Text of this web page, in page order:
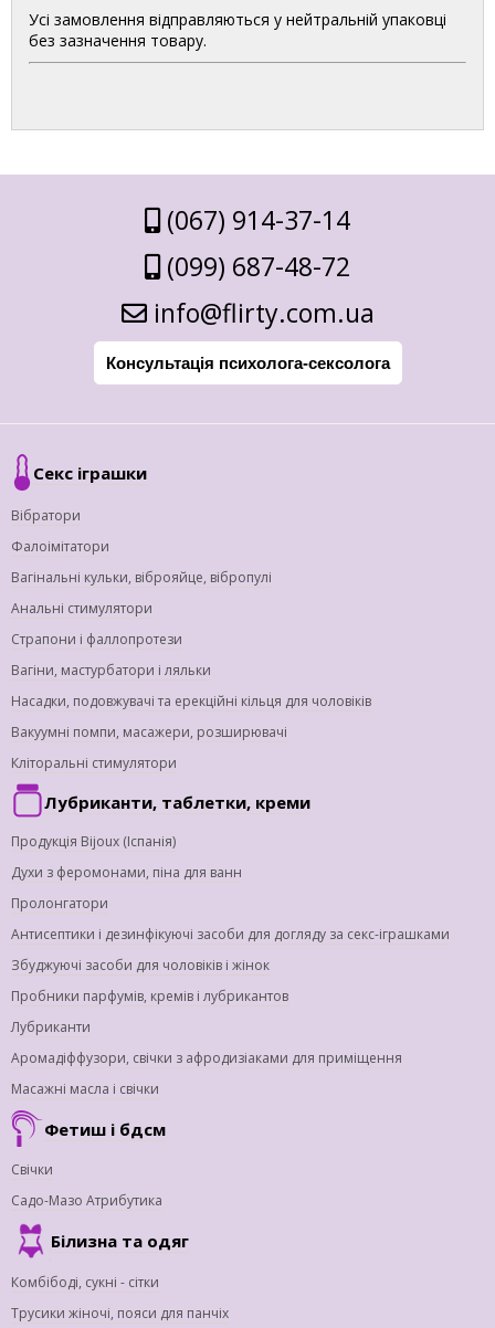
Усі замовлення відправляються у нейтральній упаковці
без зазначення товару.
(067) 914-37-14
(099) 687-48-72
info@flirty.com.ua
Консультація психолога-сексолога
Секс іграшки
Вібратори
Фалоімітатори
Вагінальні кульки, віброяйце, вібропулі
Анальні стимулятори
Страпони і фаллопротези
Вагіни, мастурбатори і ляльки
Насадки, подовжувачі та ерекційні кільця для чоловіків
Вакуумні помпи, масажери, розширювачі
Кліторальні стимулятори
Лубриканти, таблетки, креми
Продукція Bijoux (Іспанія)
Духи з феромонами, піна для ванн
Пролонгатори
Антисептики і дезинфікуючі засоби для догляду за секс-іграшками
Збуджуючі засоби для чоловіків і жінок
Пробники парфумів, кремів і лубрикантов
Лубриканти
Аромадіффузори, свічки з афродизіаками для приміщення
Масажні масла і свічки
Фетиш і бдсм
Свічки
Садо-Мазо Атрибутика
Білизна та одяг
Комбібоді, сукні - сітки
Трусики жіночі, пояси для панчіх